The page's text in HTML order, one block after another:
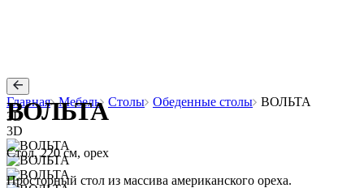
Главная Мебель Столы Обеденные столы ВОЛЬТА
3D
3D
ВОЛЬТА
Стол, 220 см, орех
Просторный стол из массива американского ореха.